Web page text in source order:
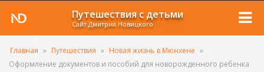
Путешествия с детьми
Сайт Дмитрия Новицкого
Главная » Путешествия » Новая жизнь в Мюнхене »
Оформление документов и пособий для новорожденного ребенка